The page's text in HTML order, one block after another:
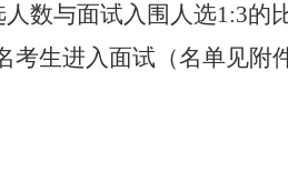
数与面试入围人选1:3的
考生进入面试（名单见附